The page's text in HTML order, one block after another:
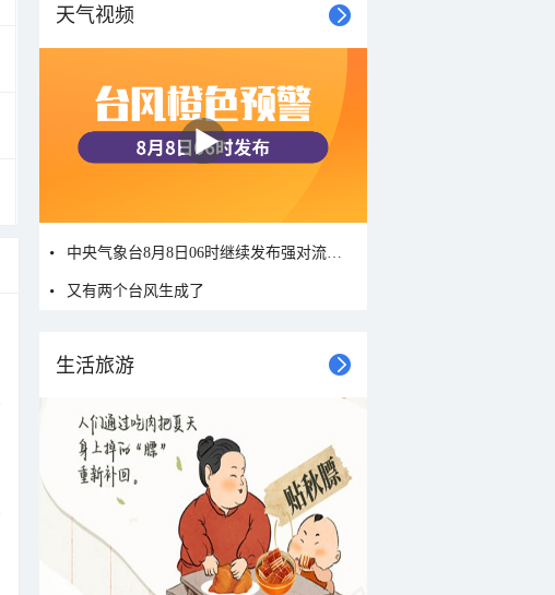
天气视频
中央气象台8月8日06时继续发布强对流天气蓝色预警
又有两个台风生成了
生活旅游